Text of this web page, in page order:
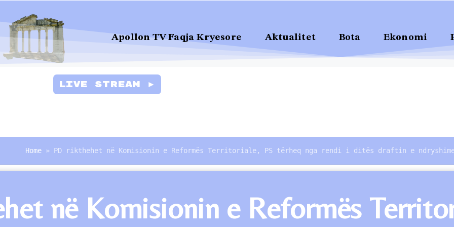
Apollon TV Faqja Kryesore Aktualitet Bota Ekonomi
Live Stream ►
Home » PD rikthehet në Komisionin e Reformës Territoriale, PS tërheq nga rendi i ditës draftin e
në Komisionin e Reformës